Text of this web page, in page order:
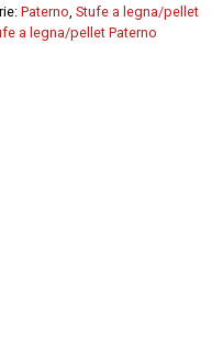
Paterno, Stufe a legna/pellet
a legna/pellet Paterno